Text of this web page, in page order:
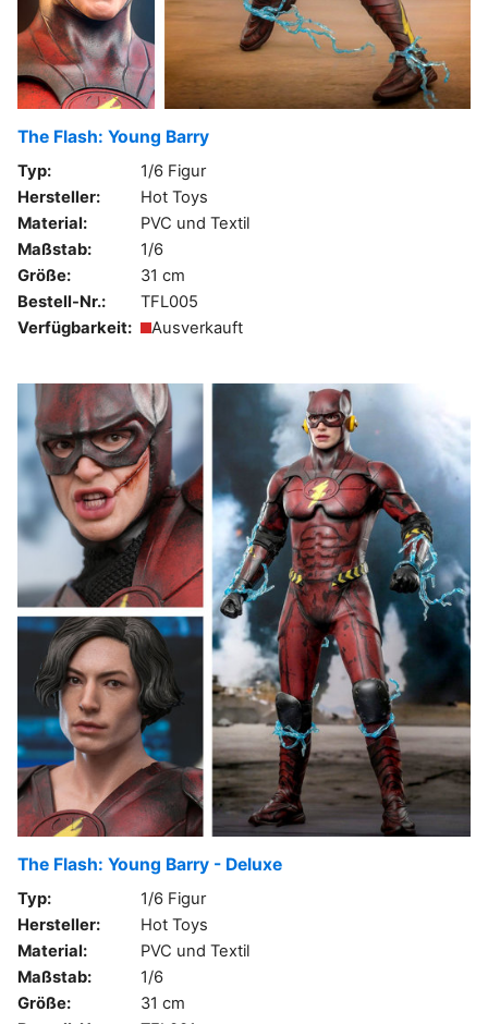
The Flash: Young Barry
Typ:
1/6 Figur
Hersteller:
Hot Toys
Material:
PVC und Textil
Maßstab:
1/6
Größe:
31 cm
Bestell-Nr.:
TFL005
Verfügbarkeit:
Ausverkauft
The Flash: Young Barry - Deluxe
Typ:
1/6 Figur
Hersteller:
Hot Toys
Material:
PVC und Textil
Maßstab:
1/6
Größe:
31 cm